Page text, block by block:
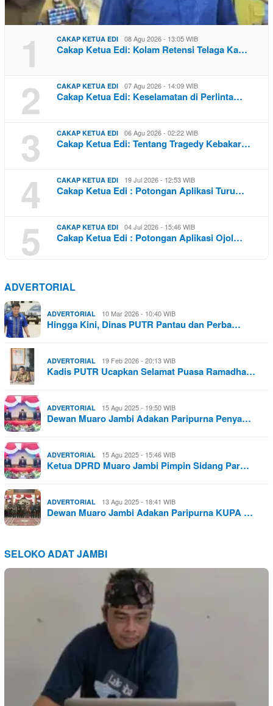
1 CAKAP KETUA EDI 08 Agu 2026 - 13:05 WIB
Cakap Ketua Edi: Kolam Retensi Telaga Ka…
2 CAKAP KETUA EDI 07 Agu 2026 - 14:09 WIB
Cakap Ketua Edi: Keselamatan di Perlinta…
3 CAKAP KETUA EDI 06 Agu 2026 - 02:22 WIB
Cakap Ketua Edi: Tentang Tragedy Kebakar…
4 CAKAP KETUA EDI 19 Jul 2026 - 12:53 WIB
Cakap Ketua Edi : Potongan Aplikasi Turu…
5 CAKAP KETUA EDI 04 Jul 2026 - 15:46 WIB
Cakap Ketua Edi : Potongan Aplikasi Ojol…
ADVERTORIAL
ADVERTORIAL 10 Mar 2026 - 10:40 WIB
Hingga Kini, Dinas PUTR Pantau dan Perba…
ADVERTORIAL 19 Feb 2026 - 20:13 WIB
Kadis PUTR Ucapkan Selamat Puasa Ramadha…
ADVERTORIAL 15 Agu 2025 - 19:50 WIB
Dewan Muaro Jambi Adakan Paripurna Penya…
ADVERTORIAL 15 Agu 2025 - 15:46 WIB
Ketua DPRD Muaro Jambi Pimpin Sidang Par…
ADVERTORIAL 13 Agu 2025 - 18:41 WIB
Dewan Muaro Jambi Adakan Paripurna KUPA …
SELOKO ADAT JAMBI